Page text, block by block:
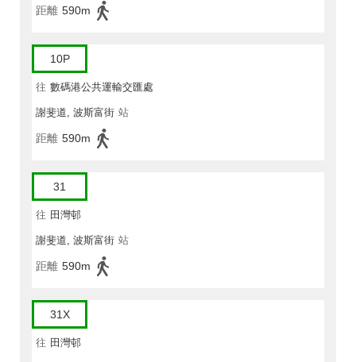
距離 590m
10P
往 數碼港公共運輸交匯處
謝斐道, 波斯富街 站
距離 590m
31
往 田灣邨
謝斐道, 波斯富街 站
距離 590m
31X
往 田灣邨